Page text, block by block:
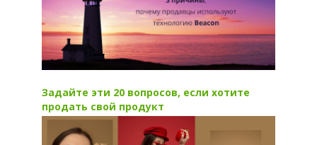
Задайте эти 20 вопросов, если хотите
продать свой продукт